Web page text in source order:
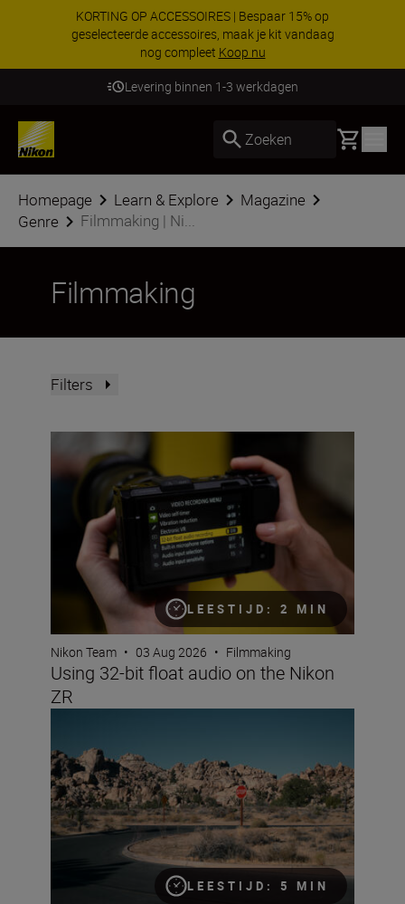
KORTING OP ACCESSOIRES | Bespaar 15% op
geselecteerde accessoires, maak je kit vandaag
nog compleet Koop nu
Levering binnen 1-3 werkdagen
Zoeken Basket
Homepage Learn & Explore
Magazine
Genre
Filmmaking | Ni...
Filmmaking
Filters
LEESTIJD: 2 MIN
Nikon Team • 03 Aug 2026 • Filmmaking
Using 32-bit float audio on the Nikon
ZR
LEESTIJD: 5 MIN